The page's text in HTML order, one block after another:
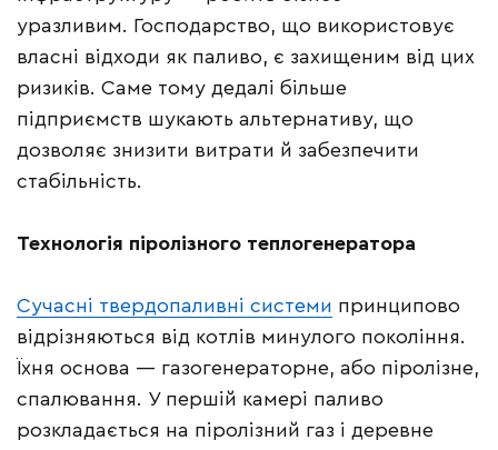
уразливим. Господарство, що використовує
власні відходи як паливо, є захищеним від цих
ризиків. Саме тому дедалі більше
підприємств шукають альтернативу, що
дозволяє знизити витрати й забезпечити
стабільність.
Технологія піролізного теплогенератора
Сучасні твердопаливні системи принципово
відрізняються від котлів минулого покоління.
Їхня основа — газогенераторне, або піролізне,
спалювання. У першій камері паливо
розкладається на піролізний газ і деревне